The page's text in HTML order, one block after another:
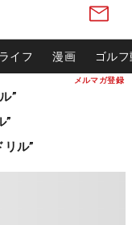
メルマガ登録
ライフ 漫画 ゴル
”
”
ル”